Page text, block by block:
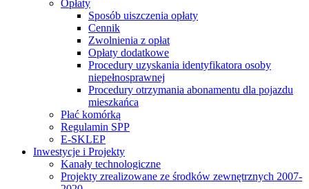
Opłaty
Sposób uiszczenia opłaty
Cennik
Zwolnienia z opłat
Opłaty dodatkowe
Procedury uzyskania identyfikatora osoby
niepełnosprawnej
Procedury otrzymania abonamentu dla pojazdu
mieszkańca
Płać komórką
Regulamin SPP
E-SKLEP
Inwestycje i Projekty
Kanały technologiczne
Projekty zrealizowane ze środków zewnętrznych 2007-